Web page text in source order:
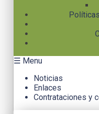
☰ Menu
Noticias
Enlaces
Contrataciones y